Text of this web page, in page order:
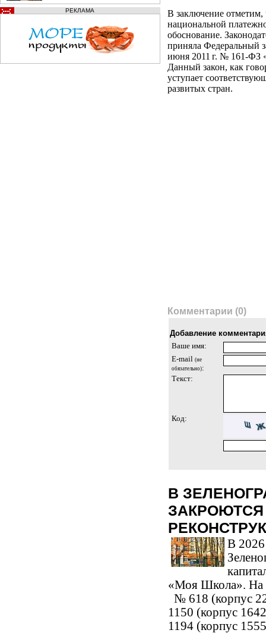
РЕКЛАМА
В заключение отметим,
национальной
обоснование.
приняла Федеральный
июня 2011 г. № 161-ФЗ
Данный закон, как
уступает
развитых стран.
Комментарии (0)
Добавление
Ваше имя:
E-mail (не
обязательно):
Текст:
Код:
В
В 2026
«Моя Школа». На
№ 618 (корпус
1150 (корпус
1194 (корпус